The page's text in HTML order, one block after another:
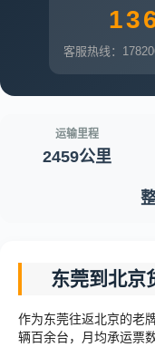
客服热线：
运输里程
2459公里
东莞到北京
作为东莞往返北京的老
辆百余台，月均承运票